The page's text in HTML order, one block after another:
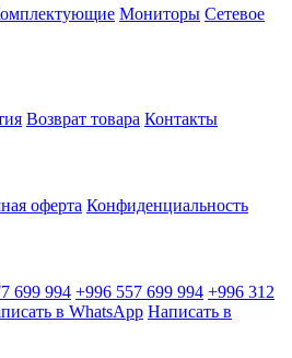
Мониторы Сетевое
Возврат товара Контакты
оферта Конфиденциальность
699 994 +996 557 699 994 +996 312
в WhatsApp Написать в